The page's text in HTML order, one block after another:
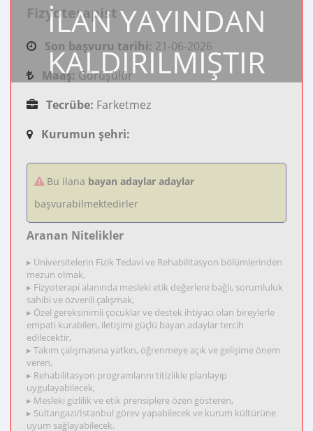
İLAN YAYINDAN
KALDIRILMIŞTIR
Fizyoterapist
Son başvuru tarihi: 21-06-2026
Maaş: Görüşülür
Tecrübe: Farketmez
Kurumun şehri:
Bu ilana bayan adaylar adaylar
başvurabilmektedirler
Aranan Nitelikler
▸ Üniversitelerin Fizik Tedavi ve Rehabilitasyon bölümlerinden
mezun olmak,
▸ Fizyoterapi alanında mesleki etik değerlere bağlı, sorumluluk
sahibi ve özverili çalışmak,
▸ Özel gereksinimli çocuklar ve destek ihtiyacı olan bireylerle
empati kurabilen, iletişimi güçlü bayan adaylar tercih
edilecektir,
▸ Takım çalışmasına yatkın, öğrenmeye açık ve gelişime önem
veren,
▸ Rehabilitasyon programlarını titizlikle planlayıp
uygulayabilecek,
▸ Mesleki gizlilik ve etik prensiplere özen gösteren,
▸ Sultangazi/İstanbul görev yapabilecek ve kurum kültürüne
uyum sağlayabilecek.